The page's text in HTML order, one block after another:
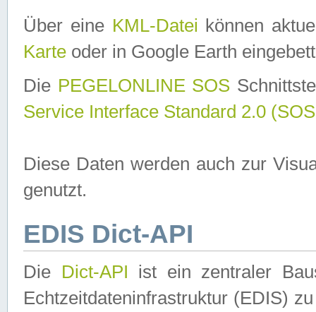
Über eine KML-Datei können
Karte oder in Google Earth
Die PEGELONLINE SOS
Service Interface Standard 2.0
Diese Daten werden auch zur
genutzt.
EDIS Dict-API
Die Dict-API ist ein zentraler
Echtzeitdateninfrastruktur (EDIS)